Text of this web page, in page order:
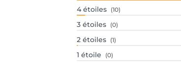
4 étoiles (10)
3 étoiles (0)
2 étoiles (1)
1 étoile (0)